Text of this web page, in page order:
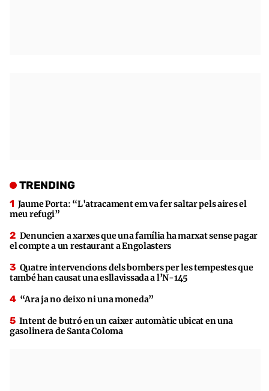
TRENDING
Jaume Porta: “L'atracament em va fer saltar pels aires el
meu refugi”
Denuncien a xarxes que una família ha marxat sense pagar
el compte a un restaurant a Engolasters
Quatre intervencions dels bombers per les tempestes que
també han causat una esllavissada a l’N-145
“Ara ja no deixo ni una moneda”
Intent de butró en un caixer automàtic ubicat en una
gasolinera de Santa Coloma